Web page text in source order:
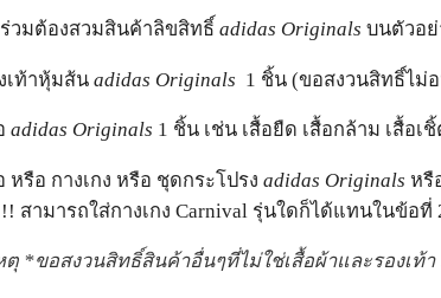
ร่วมต้องสวมสินค้าลิขสิทธิ์ adidas Originals บนตัวอ
เท้าหุ้มส้น adidas Originals 1 ชิ้น (ขอสงวนสิทธิ์ไม่
adidas Originals 1 ชิ้น เช่น เสื้อยืด เสื้อกล้าม เสื้อเ
หรือ กางเกง หรือ ชุดกระโปรง adidas Originals หรื
สามารถใส่กางเกง Carnival รุ่นใดก็ได้แทนในข้อที่
ตุ *ขอสงวนสิทธิ์สินค้าอื่นๆที่ไม่ใช่เสื้อผ้าและรองเท้